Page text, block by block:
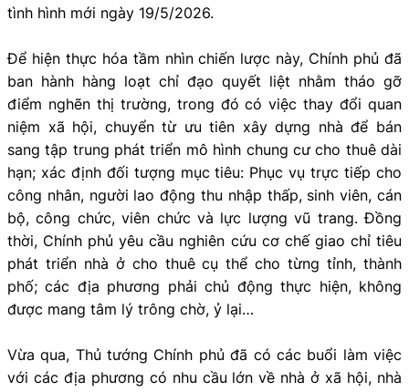
tình hình mới ngày 19/5/2026.
Để hiện thực hóa tầm nhìn chiến lược này, Chính phủ đã
ban hành hàng loạt chỉ đạo quyết liệt nhằm tháo gỡ
điểm nghẽn thị trường, trong đó có việc thay đổi quan
niệm xã hội, chuyển từ ưu tiên xây dựng nhà để bán
sang tập trung phát triển mô hình chung cư cho thuê dài
hạn; xác định đối tượng mục tiêu: Phục vụ trực tiếp cho
công nhân, người lao động thu nhập thấp, sinh viên, cán
bộ, công chức, viên chức và lực lượng vũ trang. Đồng
thời, Chính phủ yêu cầu nghiên cứu cơ chế giao chỉ tiêu
phát triển nhà ở cho thuê cụ thể cho từng tỉnh, thành
phố; các địa phương phải chủ động thực hiện, không
được mang tâm lý trông chờ, ỷ lại…
Vừa qua, Thủ tướng Chính phủ đã có các buổi làm việc
với các địa phương có nhu cầu lớn về nhà ở xã hội, nhà